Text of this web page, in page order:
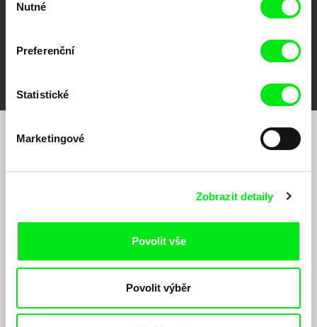
souhlasu
Nutné
Preferenční
Statistické
Marketingové
Zobrazit detaily
Povolit vše
Povolit výběr
Chcete být pravidelně informováni o našem
elektronickými prostředky a souvisejícím zpracováním osobních údajů pro účely